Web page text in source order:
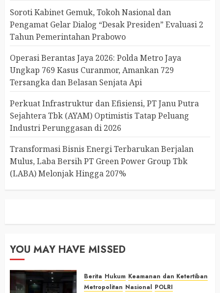
Soroti Kabinet Gemuk, Tokoh Nasional dan
Pengamat Gelar Dialog “Desak Presiden” Evaluasi 2
Tahun Pemerintahan Prabowo
Operasi Berantas Jaya 2026: Polda Metro Jaya
Ungkap 769 Kasus Curanmor, Amankan 729
Tersangka dan Belasan Senjata Api
Perkuat Infrastruktur dan Efisiensi, PT Janu Putra
Sejahtera Tbk (AYAM) Optimistis Tatap Peluang
Industri Perunggasan di 2026
Transformasi Bisnis Energi Terbarukan Berjalan
Mulus, Laba Bersih PT Green Power Group Tbk
(LABA) Melonjak Hingga 207%
YOU MAY HAVE MISSED
Berita Hukum Keamanan dan Ketertiban
Metropolitan Nasional POLRI